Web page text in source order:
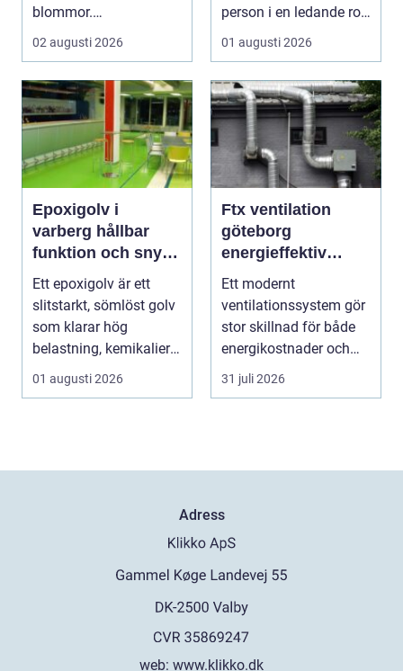
blommor.
trädgårdsdesign
förenar funktion, form
och ...
02 augusti 2026
person i en ledande roll
f&a...
01 augusti 2026
Epoxigolv i
varberg hållbar
funktion och snygg
design i samma
lösning
Ett epoxigolv är ett
slitstarkt, sömlöst golv
som klarar hög
belastning, kemikalier
och väta utan at...
01 augusti 2026
Ftx ventilation
göteborg
energieffektiv
lösning för ett
bättre
inomhusklimat
Ett modernt
ventilationssystem gör
stor skillnad för både
energikostnader och
välmående. I en stad
s...
31 juli 2026
Adress
web: www.klikko.dk